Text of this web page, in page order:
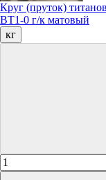
Круг (пруток)
ВТ1-0 г/к матовый
кг